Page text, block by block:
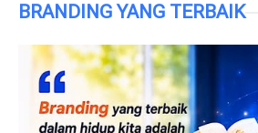
BRANDING YANG TERBAIK